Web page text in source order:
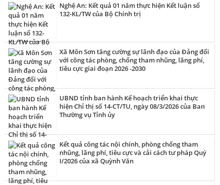
Nghệ An: Kết quả 01 năm thực hiện Kết luận số
132-KL/TW của Bộ Chính trị
Xã Môn Sơn tăng cường sự lãnh đạo của Đảng đối
với công tác phòng, chống tham nhũng, lãng phí,
tiêu cực giai đoạn 2026 -2030
UBND tỉnh ban hành Kế hoạch triển khai thực
hiện Chỉ thị số 14-CT/TU, ngày 08/3/2026 của Ban
Thường vụ Tỉnh ủy
Kết quả công tác nội chính, phòng chống tham
nhũng, lãng phí, tiêu cực và cải cách tư pháp Quý
I/2026 của xã Quỳnh Văn